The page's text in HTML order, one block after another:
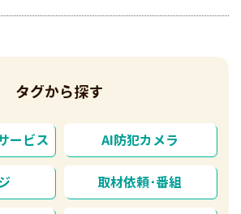
タグから探す
ービス AI防犯カメラ
取材依頼･番組